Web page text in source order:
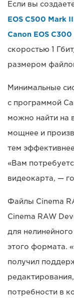
Если вы
EOS C500 Mark II
Canon EOS
скоростью 1
размером
Минимальные
с программой
можно найти на
мощнее и
тем
«Вам
видеокарта, —
Файлы Cinema
Cinema RAW
для
этого формата.
получил
потребности в